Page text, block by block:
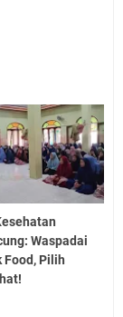
Waspadai
Food, Pilih